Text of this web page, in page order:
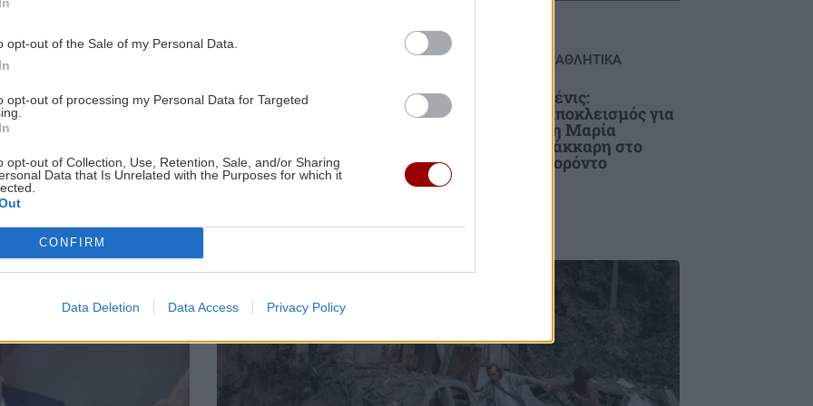
opt-out of the Sale of my Personal Data.
opt-out of processing my Personal Data for Targeted
opt-out of Collection, Use, Retention, Sale, and/or Sharing
Data that Is Unrelated with the Purposes for which it
CONFIRM
Data Deletion Data Access Privacy Policy
09:16
Δυσβάσταχτο το κόστος
ΚΡΗΤΗ
πελατών
Σητεία: Ολονύχτια η μάχη των
πυροσβεστών - Χωρίς ενεργό μέτωπο η
00:00
ΣΧΕΣΕΙΣ ΚΑΙ SEX
Πώς θα καταλάβεις ότι ένας άνθρωπος
Φοιτητική στέγη:
Πόλη της Κρήτης
ενοίκια "φωτιά"
Έξοδος του
αναχωρούν από
Αττική
ΑΘΛΗΤΙΚΑ
Τένις:
Αποκλεισμός για
τη Μαρία
Σάκκαρη στο
Τορόντο
Image